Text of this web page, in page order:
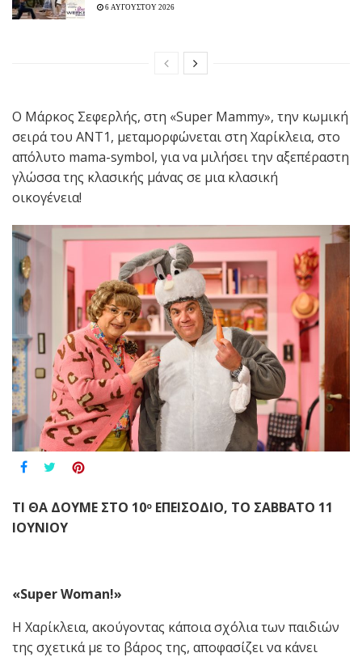
6 ΑΥΓΟΥΣΤΟΥ 2026
Ο Μάρκος Σεφερλής, στη «Super Mammy», την κωμική
σειρά του ΑΝΤ1, μεταμορφώνεται στη Χαρίκλεια, στο
απόλυτο mama-symbol, για να μιλήσει την αξεπέραστη
γλώσσα της κλασικής μάνας σε μια κλασική
οικογένεια!
ΤΙ ΘΑ ΔΟΥΜΕ ΣΤΟ 10ο ΕΠΕΙΣΟΔΙΟ, ΤΟ ΣΑΒΒΑΤΟ 11
ΙΟΥΝΙΟΥ
«Super Woman!»
Η Χαρίκλεια, ακούγοντας κάποια σχόλια των παιδιών
της σχετικά με το βάρος της, αποφασίζει να κάνει